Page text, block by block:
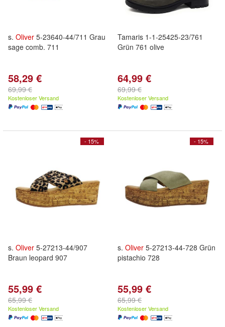
s. Oliver 5-23640-44/711 Grau
sage comb. 711
58,29 €
69,99 €
Kostenloser Versand
Tamaris 1-1-25425-23/761
Grün 761 olive
64,99 €
69,99 €
Kostenloser Versand
- 15%
s. Oliver 5-27213-44/907
Braun leopard 907
55,99 €
65,99 €
Kostenloser Versand
- 15%
s. Oliver 5-27213-44-728 Grün
pistachio 728
55,99 €
65,99 €
Kostenloser Versand